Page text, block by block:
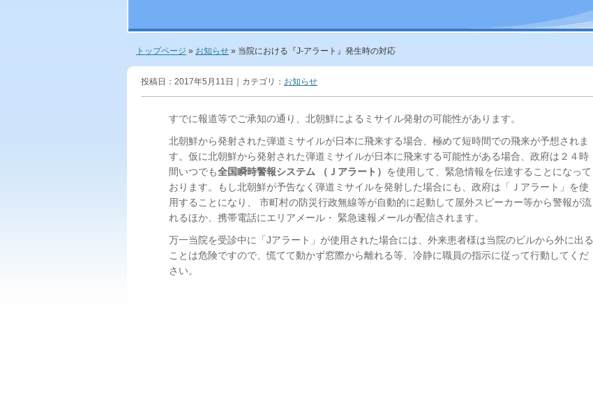
トップページ » お知らせ » 当院における『J-アラート』発生時の対応
投稿日：2017年5月11日｜カテゴリ： お知らせ
すでに報道等でご承知の通り、北朝鮮によるミサイル発射の可能性があります。
北朝鮮から発射された弾道ミサイルが日本に飛来する場合、極めて短時間での飛来が予想されま
す。仮に北朝鮮から発射された弾道ミサイルが日本に飛来する可能性がある場合、政府は２４時
間いつでも全国瞬時警報システム （Ｊアラート） を使用して、緊急情報を伝達することになって
おります。もし北朝鮮が予告なく弾道ミサイルを発射した場合にも、政府は「Ｊアラート」を使
用することになり、 市町村の防災行政無線等が自動的に起動して屋外スピーカー等から警報が流
れるほか、携帯電話にエリアメール・ 緊急速報メールが配信されます。
万一当院を受診中に「Jアラート」が使用された場合には、外来患者様は当院のビルから外に出る
ことは危険ですので、慌てて動かず窓際から離れる等、冷静に職員の指示に従って行動してくだ
さい。